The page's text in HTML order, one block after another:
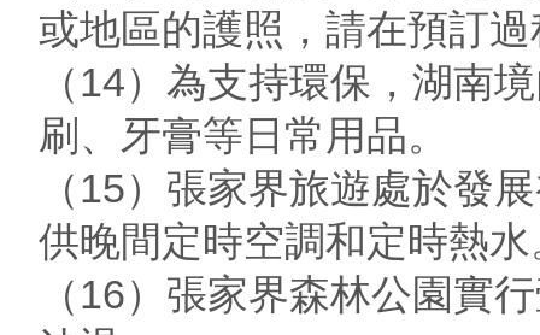
或地區的護照，請在預訂
（14）為支持環保，湖南
刷、牙膏等日常用品。
（15）張家界旅遊處於發
供晚間定時空調和定時熱水
（16）張家界森林公園實